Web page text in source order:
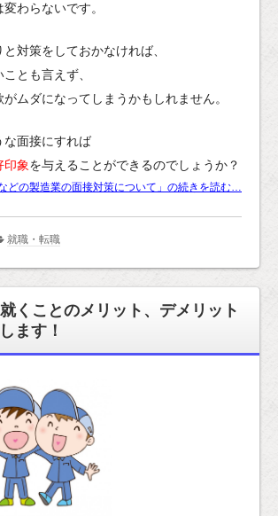
わらないです。
対策をしておかなければ、
とも言えず、
ムダになってしまうかもしれません。
な面接にすれば
印象を与えることができるのでしょうか？
などの製造業の面接対策について」の続きを読む…
就職・転職
くことのメリット、デメリット
ます！